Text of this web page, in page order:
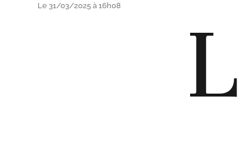
Le 31/03/2025 à 16h08 L